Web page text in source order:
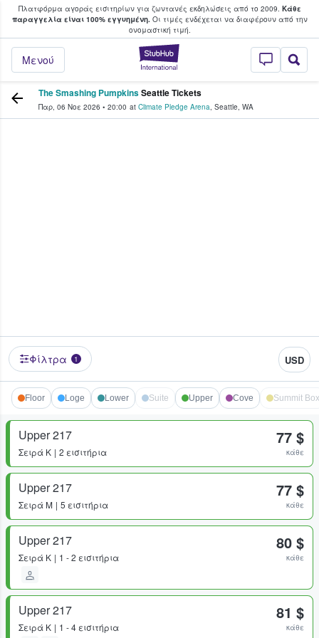
Πλατφόρμα αγοράς εισιτηρίων για ζωντανές εκδηλώσεις από το 2009. Κάθε
παραγγελία είναι 100% εγγυημένη.Οι τιμές ενδέχεται να διαφέρουν από την
oνομαστική τιμή.
StubHub - Όπου
Μενού
φαν αγοράζουν και πουλούν
The Smashing PumpkinsSeattle Tickets
Παρ, 06 Νοε 2026 • 20:00 at Climate Pledge Arena, Seattle, WA
Φίλτρα 1 USD
Floor Loge Lower Suite Upper Cove Summit Box
Upper 217
Σειρά K 2 εισιτήρια
77 $
κάθε
Upper 217
Σειρά M 5 εισιτήρια
77 $
κάθε
Upper 217
Σειρά K 1 - 2 εισιτήρια
80 $
κάθε
Upper 217
Σειρά K 1 - 4 εισιτήρια
81 $
κάθε